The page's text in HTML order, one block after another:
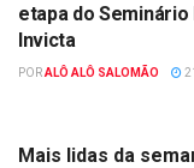
etapa do
Invicta
PORALÔ ALÔ SALOMÃO
Mais lidas da